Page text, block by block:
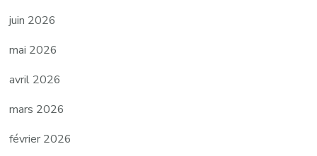
juin 2026
mai 2026
avril 2026
mars 2026
février 2026